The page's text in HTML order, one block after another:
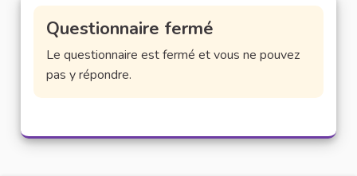
Questionnaire fermé
Le questionnaire est fermé et vous ne pouvez
pas y répondre.